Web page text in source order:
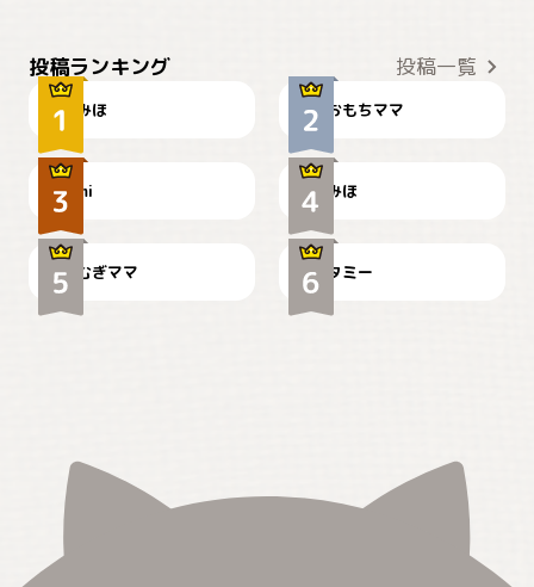
投稿ランキング 投稿一覧
みほ おもちママ
可愛い？
mi
見てるぞぉ
みほ
🌻とむぎ！
むぎママ
ドーベルマンのお友達邸に
て
タミー